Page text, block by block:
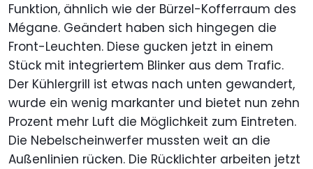
Funktion, ähnlich wie der Bürzel-Kofferraum des
Mégane. Geändert haben sich hingegen die
Front-Leuchten. Diese gucken jetzt in einem
Stück mit integriertem Blinker aus dem Trafic.
Der Kühlergrill ist etwas nach unten gewandert,
wurde ein wenig markanter und bietet nun zehn
Prozent mehr Luft die Möglichkeit zum Eintreten.
Die Nebelscheinwerfer mussten weit an die
Außenlinien rücken. Die Rücklichter arbeiten jetzt